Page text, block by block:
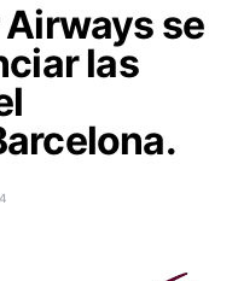
se
las